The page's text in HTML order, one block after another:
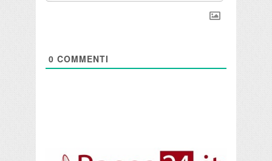
0 COMMENTI